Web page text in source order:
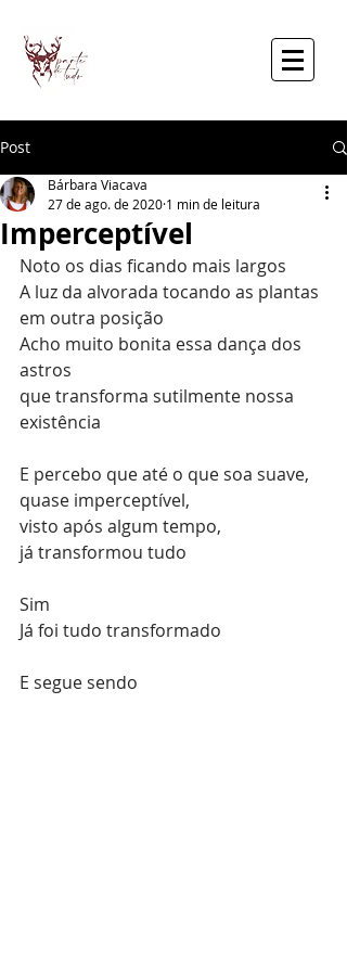
Post
Imperceptível
Bárbara Viacava
27 de ago. de 2020 1 min de leitura
Noto os dias ficando mais largos
A luz da alvorada tocando as plantas
em outra posição
Acho muito bonita essa dança dos
astros
que transforma sutilmente nossa
existência
E percebo que até o que soa suave,
quase imperceptível,
visto após algum tempo,
já transformou tudo
Sim
Já foi tudo transformado
E segue sendo